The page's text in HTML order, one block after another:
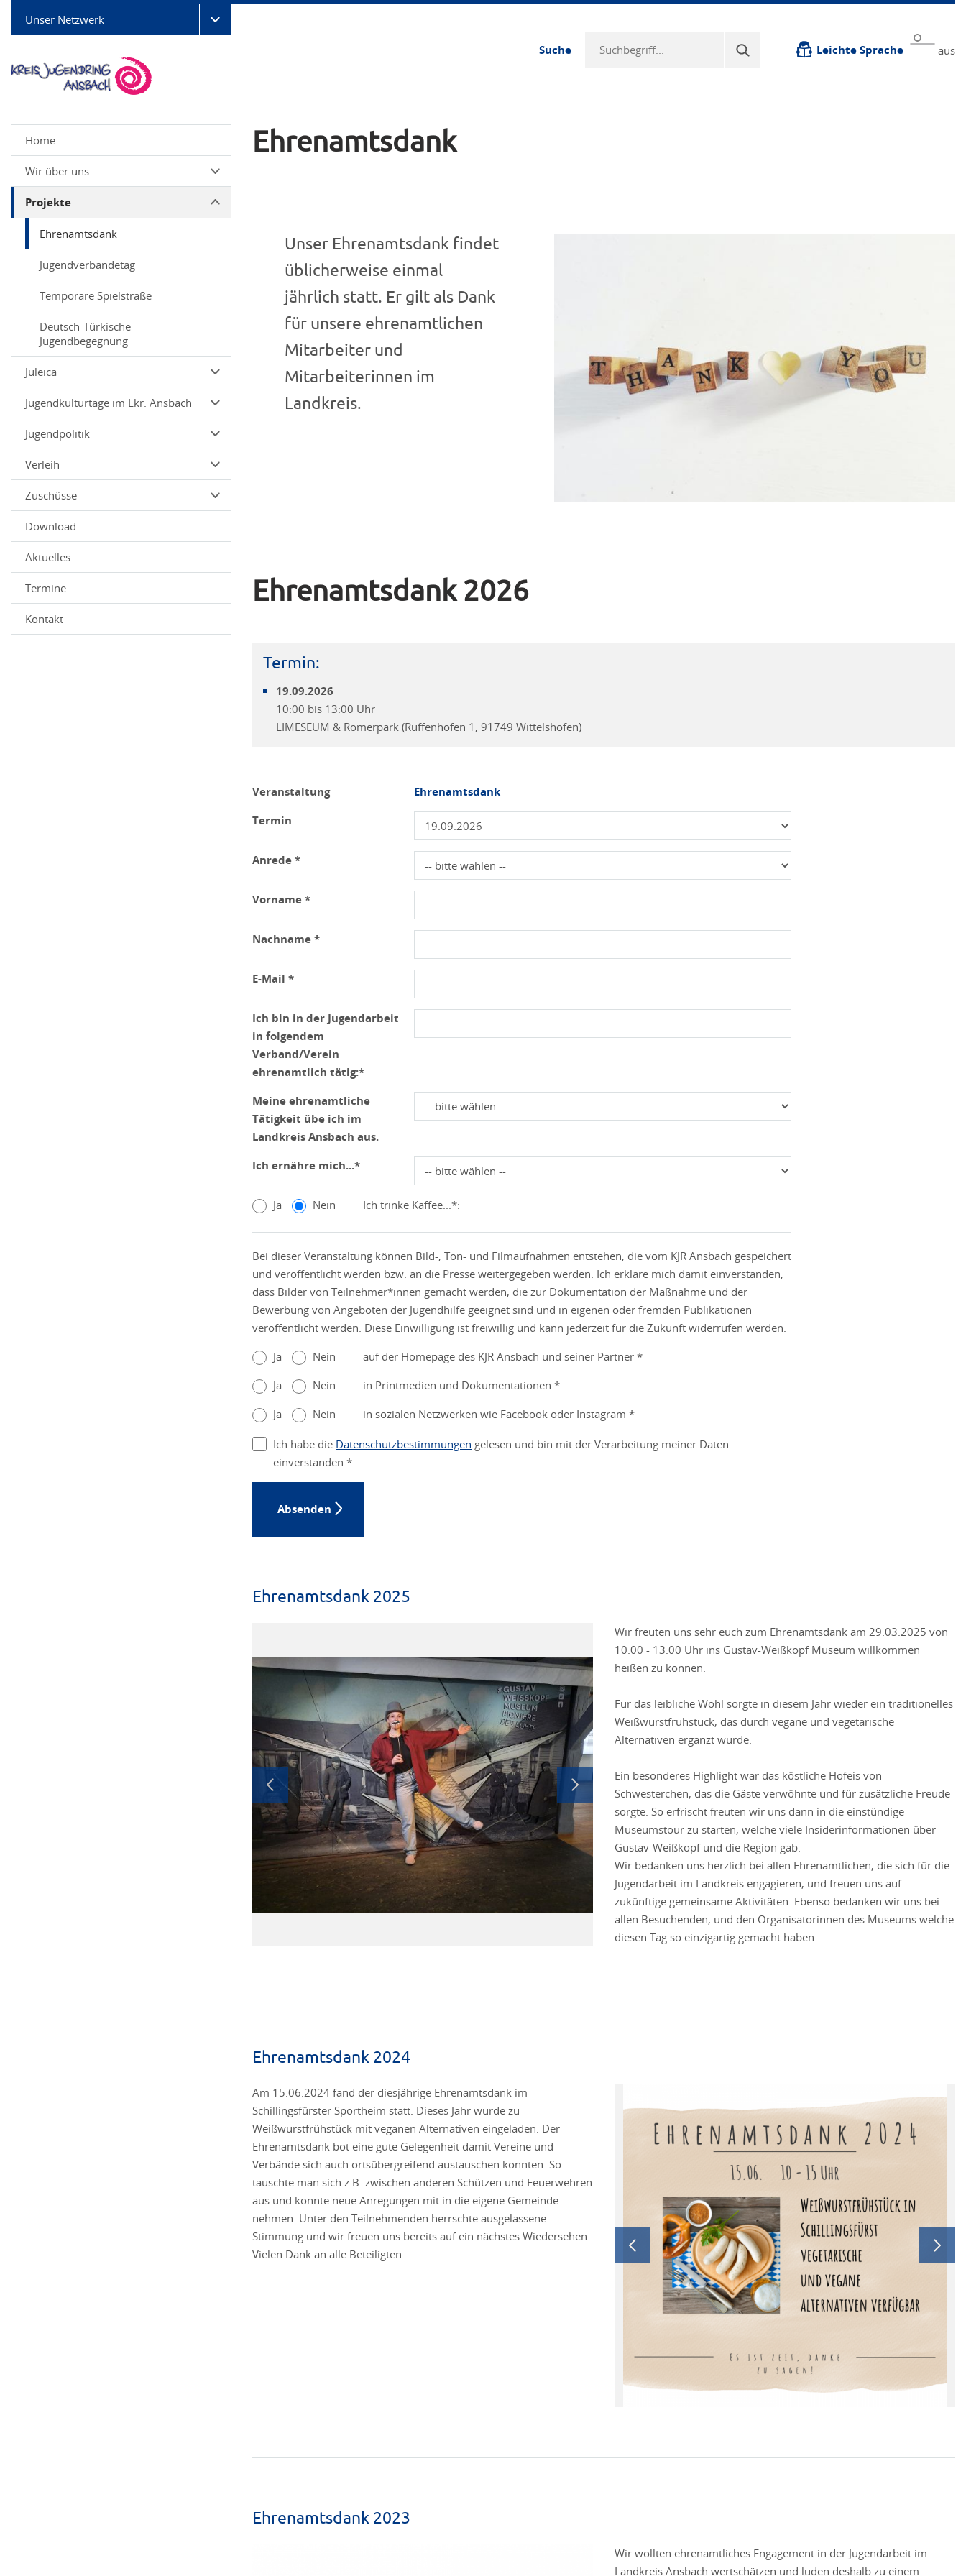
Unser Netzwerk
Suche Leichte Sprache aus
Home
Wir über uns
Projekte
Ehrenamtsdank
Jugendverbändetag
Temporäre Spielstraße
Deutsch-Türkische
Jugendbegegnung
Juleica
Jugendkulturtage im Lkr. Ansbach
Jugendpolitik
Verleih
Zuschüsse
Download
Aktuelles
Termine
Kontakt
Ehrenamtsdank
Unser Ehrenamtsdank findet
üblicherweise einmal
jährlich statt. Er gilt als Dank
für unsere ehrenamtlichen
Mitarbeiter und
Mitarbeiterinnen im
Landkreis.
Ehrenamtsdank 2026
Termin:
19.09.2026
10:00 bis 13:00 Uhr
LIMESEUM & Römerpark (Ruffenhofen 1, 91749 Wittelshofen)
Veranstaltung
Ehrenamtsdank
Termin
Anrede *
Vorname *
Nachname *
E-Mail *
Ich bin in der Jugendarbeit
in folgendem
Verband/Verein
ehrenamtlich tätig:*
Meine ehrenamtliche
Tätigkeit übe ich im
Landkreis Ansbach aus.
Ich ernähre mich...*
Ja Nein Ich trinke Kaffee...*:
Bei dieser Veranstaltung können Bild-, Ton- und Filmaufnahmen entstehen, die vom KJR Ansbach gespeichert
und veröffentlicht werden bzw. an die Presse weitergegeben werden. Ich erkläre mich damit einverstanden,
dass Bilder von Teilnehmer*innen gemacht werden, die zur Dokumentation der Maßnahme und der
Bewerbung von Angeboten der Jugendhilfe geeignet sind und in eigenen oder fremden Publikationen
veröffentlicht werden. Diese Einwilligung ist freiwillig und kann jederzeit für die Zukunft widerrufen werden.
Ja
Nein
auf der Homepage des KJR Ansbach und seiner Partner *
Ja
Nein
in Printmedien und Dokumentationen *
Ja
Nein in sozialen Netzwerken wie Facebook oder Instagram *
Ich habe die Datenschutzbestimmungen gelesen und bin mit der Verarbeitung meiner Daten
einverstanden *
Absenden
Ehrenamtsdank 2025
Wir freuten uns sehr euch zum Ehrenamtsdank am 29.03.2025 von
10.00 - 13.00 Uhr ins Gustav-Weißkopf Museum willkommen
heißen zu können.
Für das leibliche Wohl sorgte in diesem Jahr wieder ein traditionelles
Weißwurstfrühstück, das durch vegane und vegetarische
Alternativen ergänzt wurde.
Ein besonderes Highlight war das köstliche Hofeis von
Schwesterchen, das die Gäste verwöhnte und für zusätzliche Freude
sorgte. So erfrischt freuten wir uns dann in die einstündige
Museumstour zu starten, welche viele Insiderinformationen über
Gustav-Weißkopf und die Region gab.
Wir bedanken uns herzlich bei allen Ehrenamtlichen, die sich für die
Jugendarbeit im Landkreis engagieren, und freuen uns auf
zukünftige gemeinsame Aktivitäten. Ebenso bedanken wir uns bei
allen Besuchenden, und den Organisatorinnen des Museums welche
diesen Tag so einzigartig gemacht haben
Ehrenamtsdank 2024
Am 15.06.2024 fand der diesjährige Ehrenamtsdank im
Schillingsfürster Sportheim statt. Dieses Jahr wurde zu
Weißwurstfrühstück mit veganen Alternativen eingeladen. Der
Ehrenamtsdank bot eine gute Gelegenheit damit Vereine und
Verbände sich auch ortsübergreifend austauschen konnten. So
tauschte man sich z.B. zwischen anderen Schützen und Feuerwehren
aus und konnte neue Anregungen mit in die eigene Gemeinde
nehmen. Unter den Teilnehmenden herrschte ausgelassene
Stimmung und wir freuen uns bereits auf ein nächstes Wiedersehen.
Vielen Dank an alle Beteiligten.
Ehrenamtsdank 2023
Wir wollten ehrenamtliches Engagement in der Jugendarbeit im
Landkreis Ansbach wertschätzen und luden deshalb zu einem